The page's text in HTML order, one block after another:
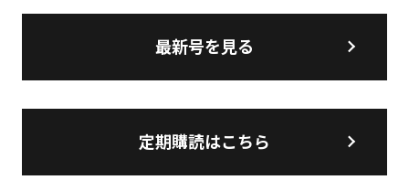
最新号を見る
定期購読はこちら